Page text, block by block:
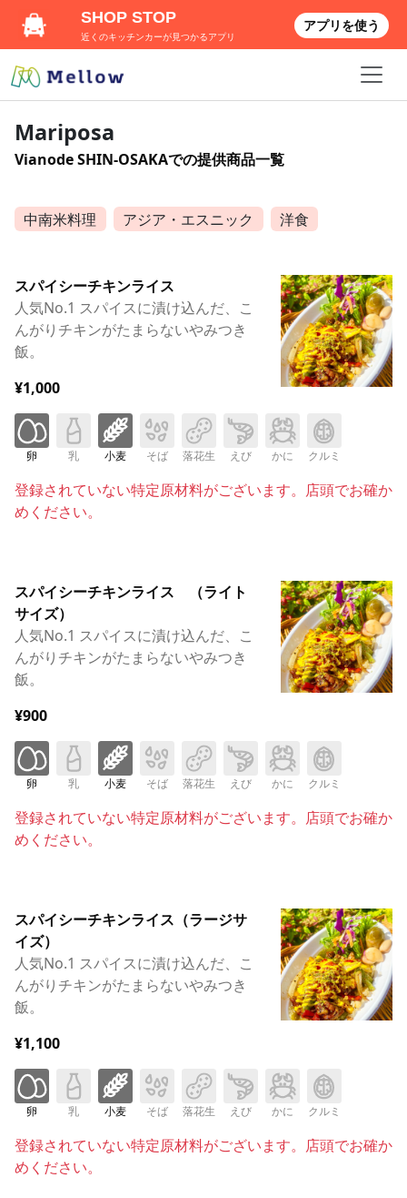
Mariposa
Vianode SHIN-OSAKAでの提供商品一覧
中南米料理 アジア・エスニック 洋食
スパイシーチキンライス
人気No.1 スパイスに漬け込んだ、こ
んがりチキンがたまらないやみつき
飯。
¥1,000
卵 乳 小麦 そば 落花生 えび かに クルミ
登録されていない特定原材料がございます。店頭でお確か
めください。
スパイシーチキンライス （ライト
サイズ）
人気No.1 スパイスに漬け込んだ、こ
んがりチキンがたまらないやみつき
飯。
¥900
卵 乳 小麦 そば 落花生 えび かに クルミ
登録されていない特定原材料がございます。店頭でお確か
めください。
スパイシーチキンライス（ラージサ
イズ）
人気No.1 スパイスに漬け込んだ、こ
んがりチキンがたまらないやみつき
飯。
¥1,100
卵 乳 小麦 そば 落花生 えび かに クルミ
登録されていない特定原材料がございます。店頭でお確か
めください。
SHOP STOP
近くのキッチンカーが見つかるアプリ
アプリを使う